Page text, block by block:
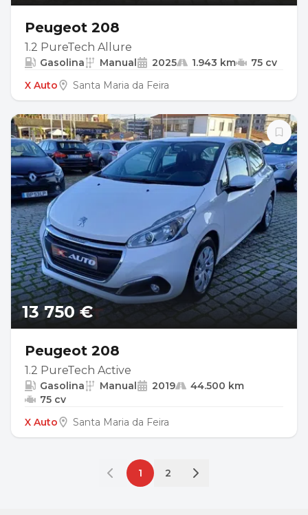
Peugeot 208
1.2 PureTech Allure
Gasolina Manual 2025 1.943 km
75 cv
X Auto
Santa Maria da Feira
13 750 €
Peugeot 208
1.2 PureTech Active
Gasolina Manual 2019
44.500 km
75 cv
X Auto
Santa Maria da Feira
1 2